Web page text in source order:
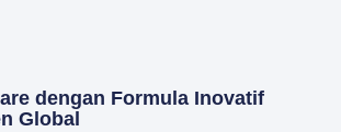
dengan Formula Inovatif
Global